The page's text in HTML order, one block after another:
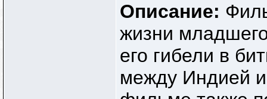
Описание:
жизни
его гибели в
между Индией